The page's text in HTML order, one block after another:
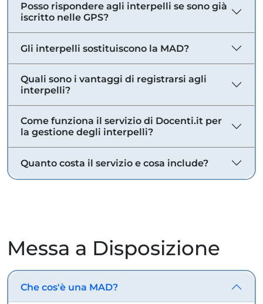
Posso rispondere agli interpelli se sono già
iscritto nelle GPS?
Gli interpelli sostituiscono la MAD?
Quali sono i vantaggi di registrarsi agli
interpelli?
Come funziona il servizio di Docenti.it per
la gestione degli interpelli?
Quanto costa il servizio e cosa include?
Messa a Disposizione
Che cos'è una MAD?